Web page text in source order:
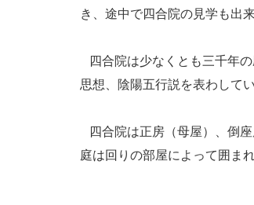
き、途中で四合院の見学も出来
四合院は少なくとも三千年
思想、陰陽五行説を表わしてい
四合院は正房（母屋）、倒
庭は回りの部屋によって囲ま